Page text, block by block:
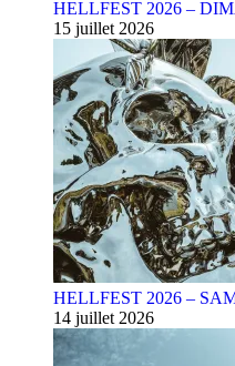
HELLFEST 2026 –
15 juillet 2026
HELLFEST 2026 –
14 juillet 2026